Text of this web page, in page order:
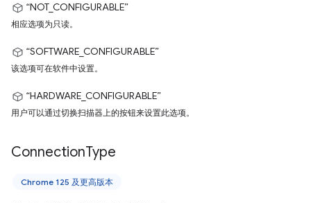
“NOT_CONFIGURABLE”
相应选项为只读。
“SOFTWARE_CONFIGURABLE”
该选项可在软件中设置。
“HARDWARE_CONFIGURABLE”
用户可以通过切换扫描器上的按钮来设置此选项。
ConnectionType
Chrome 125 及更高版本